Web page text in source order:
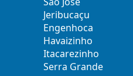
Jeribucaçu
Engenhoca
Havaizinho
Itacarezinho
Serra Grande